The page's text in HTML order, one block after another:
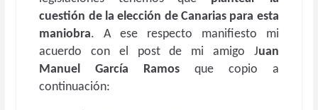
cuestión de la elección de Canarias para esta
maniobra. A ese respecto manifiesto mi
acuerdo con el post de mi amigo Juan
Manuel García Ramos que copio a
continuación: